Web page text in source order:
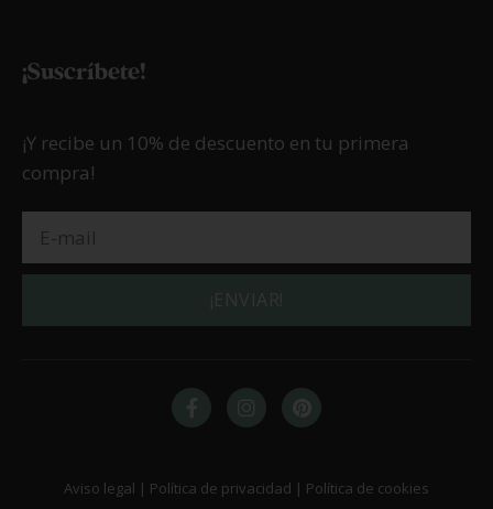
¡Suscríbete!
¡Y recibe un 10% de descuento en tu primera
compra!
¡ENVIAR!
Aviso legal | Política de privacidad | Política de cookies